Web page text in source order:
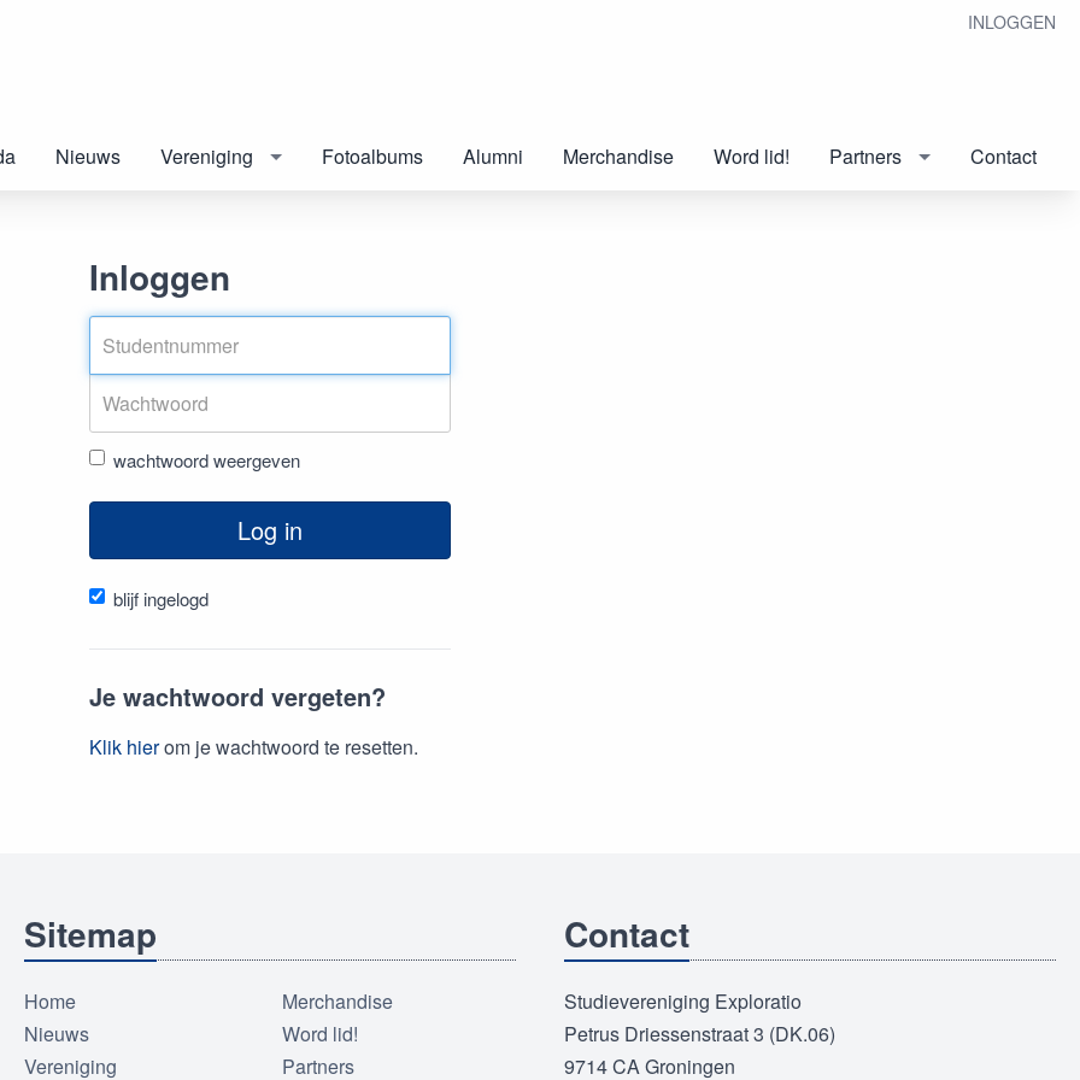
INLOGGEN
Nieuws Vereniging Fotoalbums Alumni Merchandise Word lid! Partners Contact
Inloggen
wachtwoord weergeven
Log in
blijf ingelogd
Je wachtwoord vergeten?
Klik hierom je wachtwoord te resetten.
Sitemap
Home
Nieuws
Vereniging
Merchandise
Word lid!
Partners
Contact
Studievereniging Exploratio
Petrus Driessenstraat 3 (DK.06)
9714 CA Groningen